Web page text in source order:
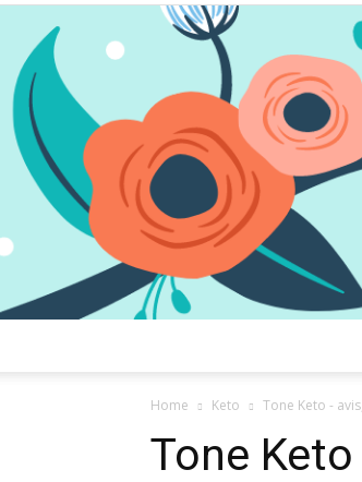
Home Keto Tone Keto -
Tone